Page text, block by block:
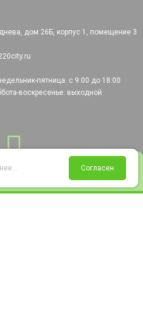
Избранное Корзина
дом 26Б, корпус 1, помещение 3
пятница: с 9:00 до 18:00
воскресенье: выходной
Согласен